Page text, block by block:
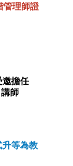
管理師證
邀擔任
師
等為教